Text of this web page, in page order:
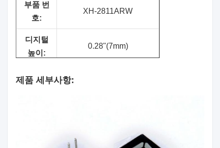
부품 번
호:
XH-2811ARW
디지털
높이:
0.28"(7mm)
표면 색
빨간색/황록색/퓨어 그린/
제품 세부사항: